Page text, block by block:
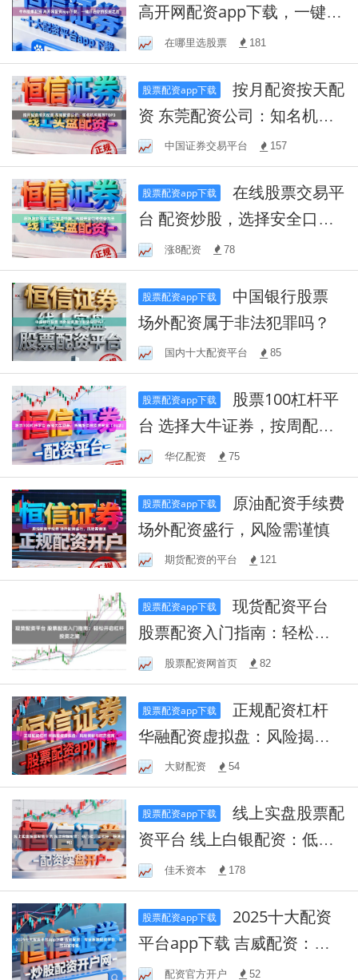
高开网配资app下载，一键开
启你的投资之路
在哪里选股票 181
股票配资app下载
按月配资按天配
资 东莞配资公司：知名机构
推荐TOP3
中国证券交易平台 157
股票配资app下载
在线股票交易平
台 配资炒股，选择安全口碑
信誉为王
涨8配资 78
股票配资app下载
场外配资属于非法犯罪吗？
国内十大配资平台 85
股票配资app下载
台 选择大牛证券，按周配资
投资更安全【30字】
华亿配资 75
股票配资app下载
场外配资盛行，风险需谨慎
期货配资的平台 121
股票配资app下载
现货配资平台
股票配资入门指南：轻松开
启杠杆投资之旅
股票配资网首页 82
股票配资app下载
华融配资虚拟盘：风险揭秘
与防范指南
大财配资 54
股票配资app下载
线上实盘股票配
资平台 线上白银配资：低门
槛，高杠杆，快速盈利！
佳禾资本 178
股票配资app下载
平台app下载 吉威配资：专
业股票配资平台，助您财富
配资官方开户 52